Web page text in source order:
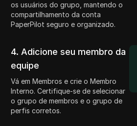
os usuários do grupo, mantendo o
compartilhamento da conta
PaperPilot seguro e organizado.
4. Adicione seu membro da
equipe
Vá em Membros e crie o Membro
Interno. Certifique-se de selecionar
o grupo de membros e o grupo de
perfis corretos.